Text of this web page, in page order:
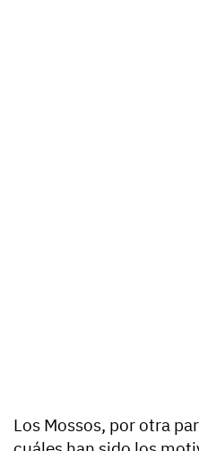
Los Mossos, por otra